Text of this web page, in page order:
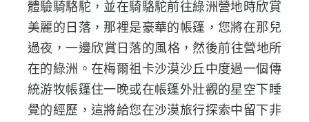
體驗騎駱駝， 並在騎駱駝前往綠洲營地時欣賞
美麗的日落，那裡是豪華的帳篷， 您將在那兒
過夜，一邊欣賞日落的風格，然後前往營地所
在的綠洲。 在梅爾祖卡沙漠沙丘中度過一個傳
統游牧帳篷住一晚或在帳篷外壯觀的星空下睡
覺的經歷， 這將給您在沙漠旅行探索中留下非